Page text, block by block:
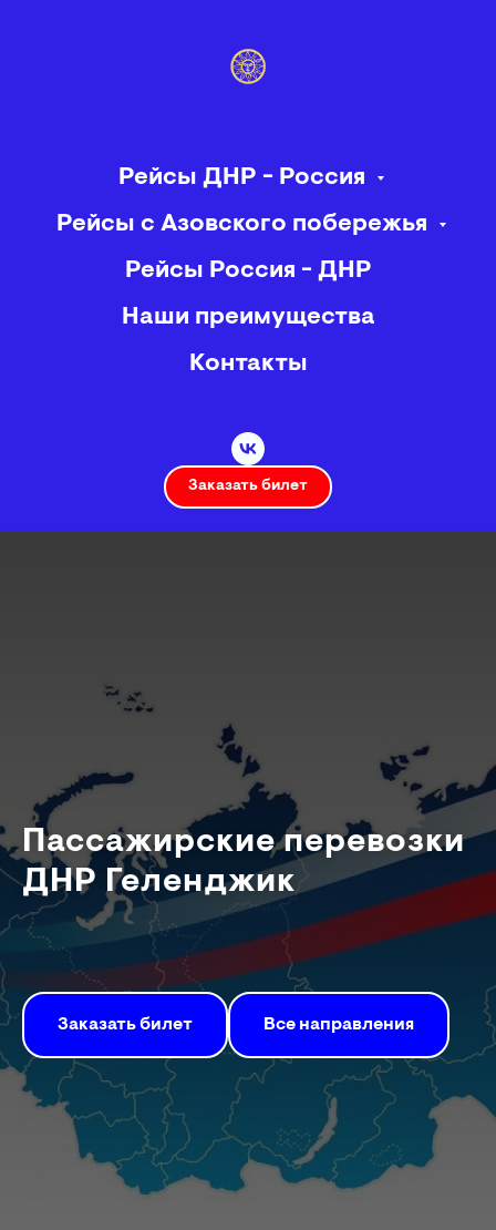
Рейсы ДНР - Россия
Рейсы с Азовского побережья
Рейсы Россия - ДНР
Наши преимущества
Контакты
Заказать билет
Пассажирские перевозки
ДНР Геленджик
Заказать билет Все направления